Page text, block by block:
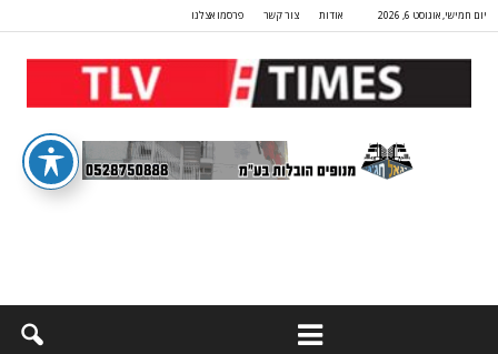
יום חמישי, אוגוסט 6, 2026 אודות צור קשר פרסמו אצלנו